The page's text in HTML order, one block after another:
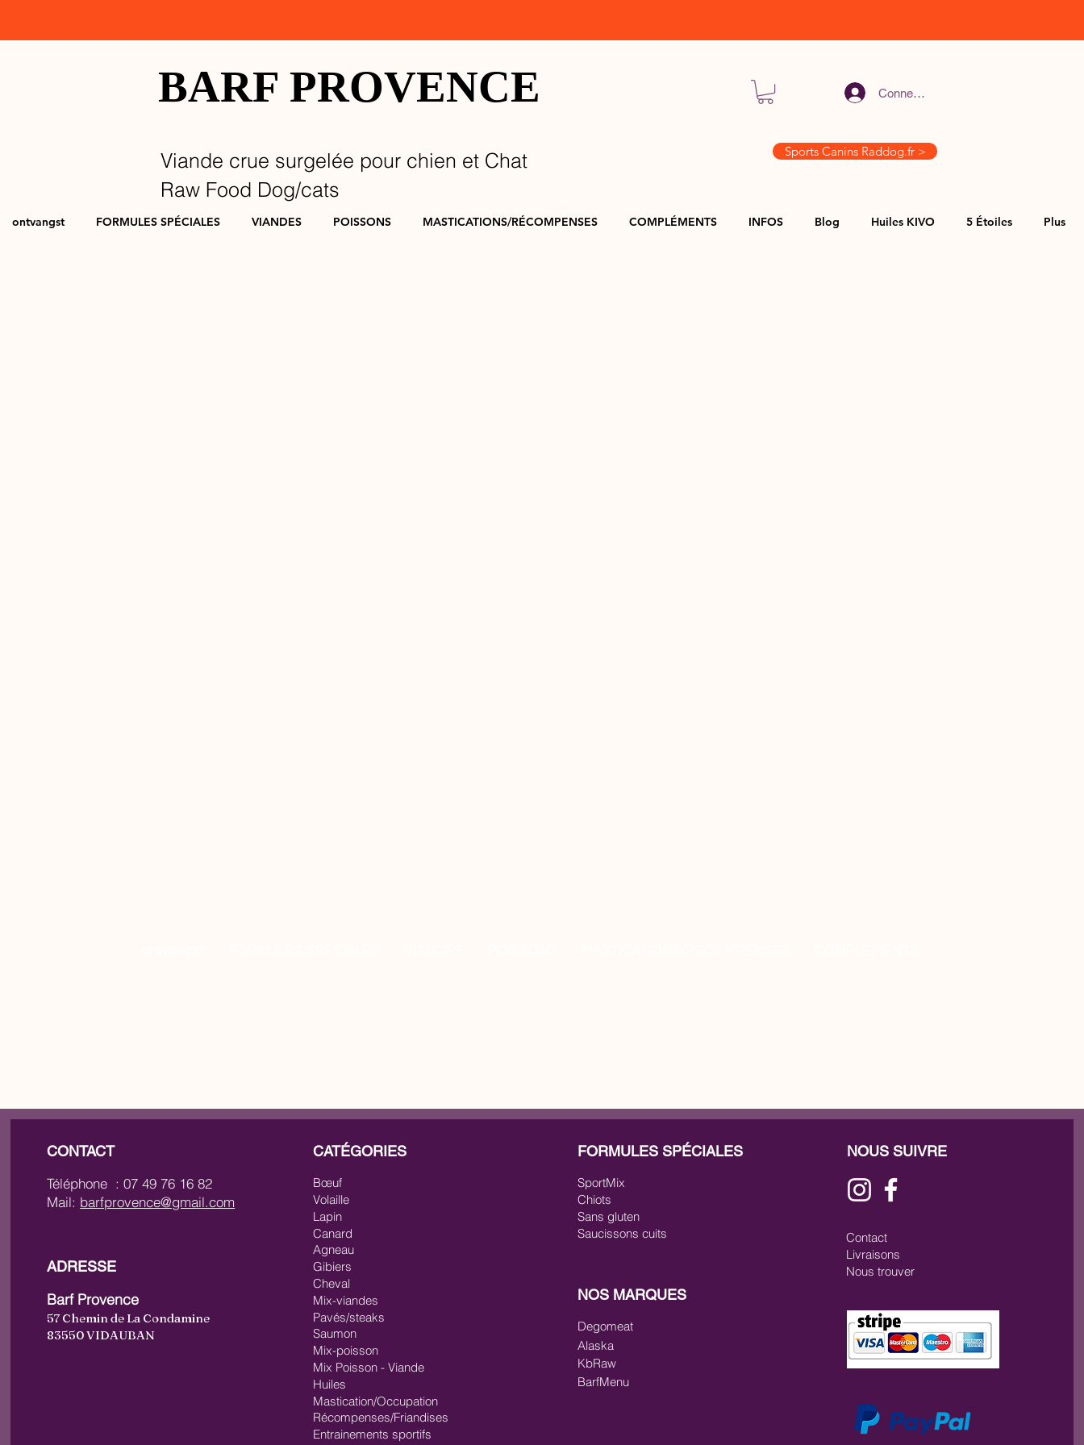
BARF PROVENCE Connexion
Viande crue surgelée pour chien et Chat
Raw Food Dog/cats
Sports Canins Raddog.fr >
ontvangst FORMULES SPÉCIALES VIANDES POISSONS MASTICATIONS/RÉCOMPENSES COMPLÉMENTS INFOS Blog Huiles KIVO 5 Étoiles Plus
CONTACT
Téléphone : 07 49 76 16 82
Mail: barfprovence@gmail.com
ADRESSE
Barf Provence
57 Chemin de La Condamine
83550 VIDAUBAN
CATÉGORIES
Bœuf
Volaille
Lapin
Agneau
Canard
Gibiers
Cheval
Mix-viandes
Saumon
Pavés/steaks
Mix-poisson
Mix Poisson - Viande
Huiles
Récompenses/Friandises
Mastication/Occupation
Entrainements sportifs
FORMULES SPÉCIALES
SportMix
Chiots
Sans gluten
Saucissons cuits
NOS MARQUES
Degomeat
Alaska
KbRaw
BarfMenu
NOUS SUIVRE
Contact
Livraisons
Nous trouver